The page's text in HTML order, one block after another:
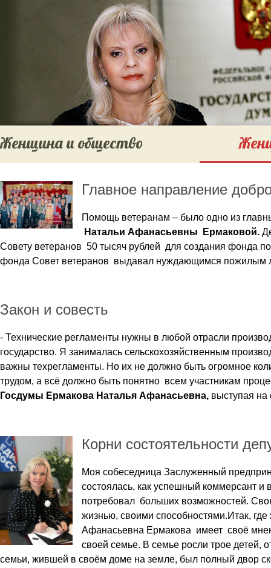
Женщина и общество
Главное направление
Помощь ветеранам – было одно из
Натальи Афанасьевны Ермаковой.
Совету ветеранов 50 тысяч рублей для создания фонда
фонда Совет ветеранов выдавал нуждающимся пожилым
Закон и совесть
- Технические регламенты нужны в любой отрасли
государство. Я занималась сельскохозяйственным
важны техрегламенты. Но их не должно быть огромное
трудом, а всё должно быть понятно всем участникам
Госдумы Ермакова Наталья Афанасьевна, выступая на
Корни состоятельности
Моя собеседница Заслуженный
состоялась, как успешный коммерсант и
потребовал больших возможностей.
жизнью, своими способностями.Итак,
Афанасьевна Ермакова имеет своё
своей семье. В семье росли трое детей,
семьи, жившей в своём доме на земле, был полный двор